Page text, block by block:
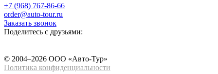
+7 (968) 767-86-66
order@auto-tour.ru
Заказать звонок
Поделитесь с друзьями:
© 2004–2026 ООО «Авто-Тур»
Политика конфиденциальности